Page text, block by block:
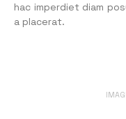
hac imperdiet diam
a placerat.